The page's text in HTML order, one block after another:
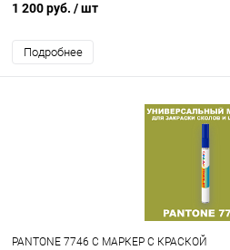
1 200 руб. / шт
Подробнее
PANTONE 7746 C МАРКЕР С КРАСКОЙ